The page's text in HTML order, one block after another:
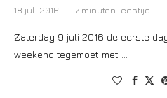
18 juli 2016 7 minuten leestijd
Zaterdag 9 juli 2016 de eerste
weekend tegemoet met …